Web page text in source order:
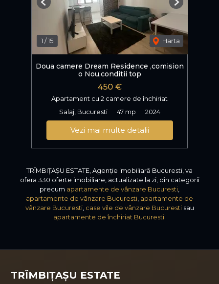
1 /15 Harta
Previous Next
Doua camere Dream Residence ,comision
o Nou,conditii top
450 €
Apartament cu 2 camere de închiriat
Salaj, Bucuresti
47 mp 2024
Vezi mai multe detalii
TRÎMBIȚAȘU ESTATE, Agenție imobiliară Bucuresti, va
ofera 330 oferte imobiliare, actualizate la zi, din categorii
precum apartamente de vânzare Bucuresti
apartamente de vânzare Bucuresti apartamente de
vânzare Bucuresti, case vile de vânzare Bucurestisau
apartamente de închiriat Bucuresti
TRÎMBIȚAȘU ESTATE